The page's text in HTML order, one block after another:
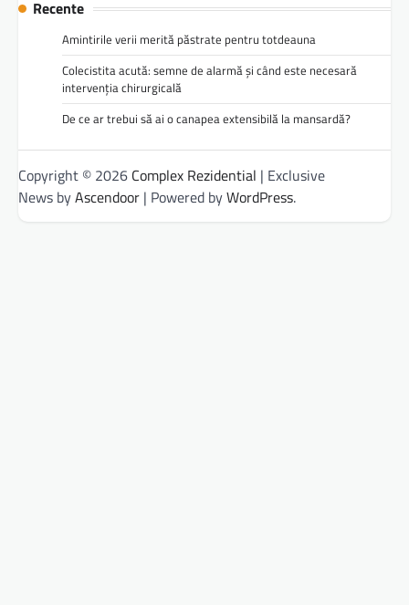
Recente
Amintirile verii merită păstrate pentru totdeauna
Colecistita acută: semne de alarmă și când este necesară
intervenția chirurgicală
De ce ar trebui să ai o canapea extensibilă la mansardă?
Copyright © 2026 Complex Rezidential | Exclusive
News byAscendoor | Powered byWordPress.